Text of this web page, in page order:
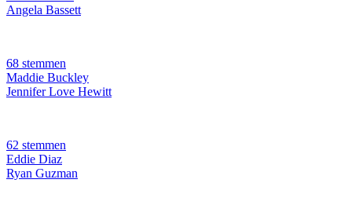
Angela Bassett
68 stemmen
Maddie Buckley
Jennifer Love Hewitt
62 stemmen
Eddie Diaz
Ryan Guzman